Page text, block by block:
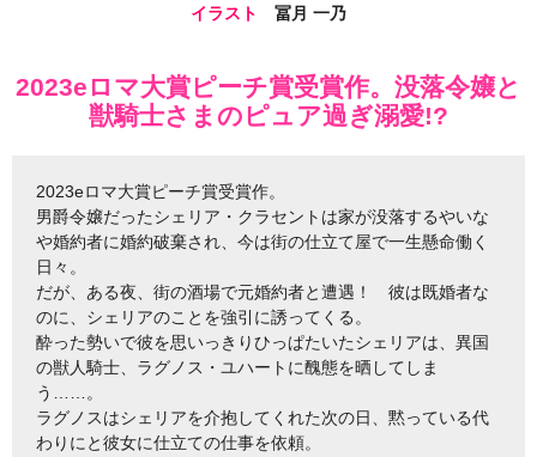
イラスト
冨月 一乃
2023eロマ大賞ピーチ賞受賞作。没落令嬢と
獣騎士さまのピュア過ぎ溺愛!?
2023eロマ大賞ピーチ賞受賞作。
男爵令嬢だったシェリア・クラセントは家が没落するやいな
や婚約者に婚約破棄され、今は街の仕立て屋で一生懸命働く
日々。
だが、ある夜、街の酒場で元婚約者と遭遇！ 彼は既婚者な
のに、シェリアのことを強引に誘ってくる。
酔った勢いで彼を思いっきりひっぱたいたシェリアは、異国
の獣人騎士、ラグノス・ユハートに醜態を晒してしま
う……。
ラグノスはシェリアを介抱してくれた次の日、黙っている代
わりにと彼女に仕立ての仕事を依頼。